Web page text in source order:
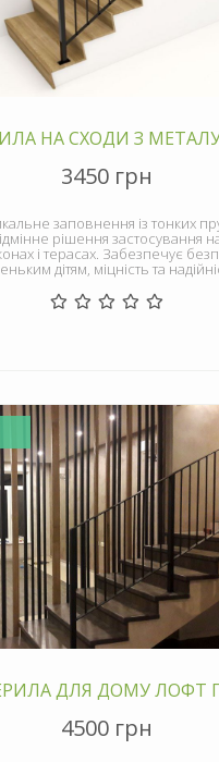
НА СХОДИ З
3450 грн
заповнення із тонких
рішення застосування
і терасах. Забезпечує
дітям, міцність та
ДЛЯ ДОМУ ЛОФТ
4500 грн